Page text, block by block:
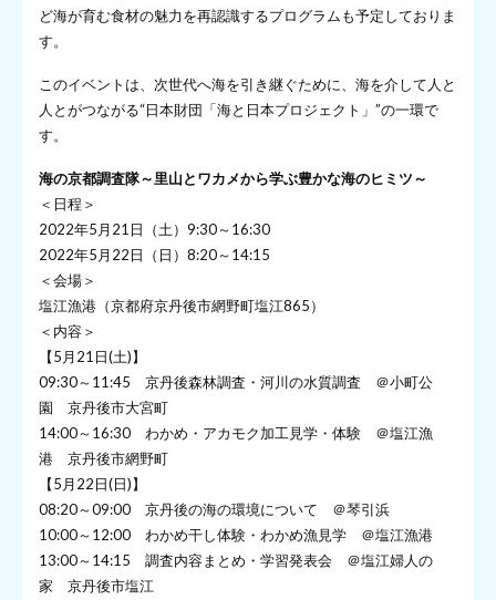
ど海が育む食材の魅力を再認識するプログラムも予定しておりま
す。
このイベントは、次世代へ海を引き継ぐために、海を介して人と
人とがつながる“日本財団「海と日本プロジェクト」”の一環で
す。
海の京都調査隊～里山とワカメから学ぶ豊かな海のヒミツ～
＜日程＞
2022年5月21日（土）9:30～16:30
2022年5月22日（日）8:20～14:15
＜会場＞
塩江漁港（京都府京丹後市網野町塩江865）
＜内容＞
【5月21日(土)】
09:30～11:45 京丹後森林調査・河川の水質調査 ＠小町公
園 京丹後市大宮町
14:00～16:30 わかめ・アカモク加工見学・体験 ＠塩江漁
港 京丹後市網野町
【5月22日(日)】
08:20～09:00 京丹後の海の環境について ＠琴引浜
10:00～12:00 わかめ干し体験・わかめ漁見学 ＠塩江漁港
13:00～14:15 調査内容まとめ・学習発表会 ＠塩江婦人の
家 京丹後市塩江